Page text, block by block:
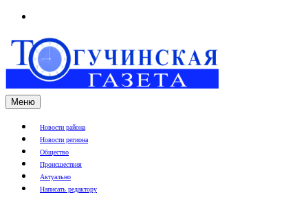
Меню
Новости района
Новости региона
Общество
Происшествия
Актуально
Написать редактору